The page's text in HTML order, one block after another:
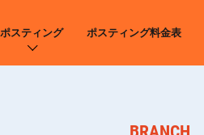
ポスティング ポスティング料金表